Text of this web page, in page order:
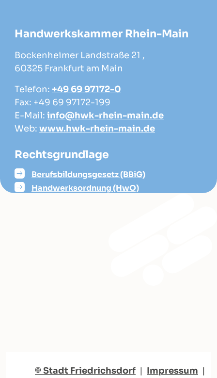
Handwerkskammer Rhein-Main
Bockenheimer Landstraße 21 ,
60325 Frankfurt am Main
Telefon: +49 69 97172-0
Fax: +49 69 97172-199
E-Mail: info@hwk-rhein-main.de
Web: www.hwk-rhein-main.de
Rechtsgrundlage
Berufsbildungsgesetz (BBiG)
Handwerksordnung (HwO)
© Stadt Friedrichsdorf | Impressum |